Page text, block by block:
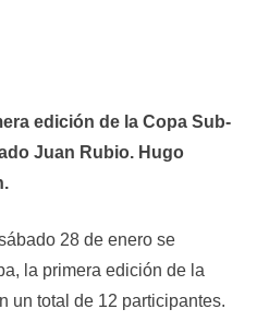
edición de la Copa Sub-
Juan Rubio. Hugo
28 de enero se
la primera edición de la
un total de 12 participantes.